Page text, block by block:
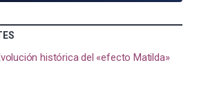
histórica del «efecto Matilda»